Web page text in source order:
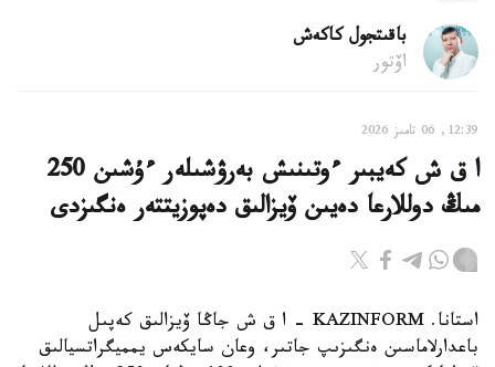
باقىتجول كاكەش
اۆتور
12:39, 06 تامىز 2026
ا ق ش كەيبىر ءوتىنىش بەرۋشىلەر ءۇشىن 250
مىڭ دوللارعا دەيىن ۆيزالىق دەپوزيتتەر ەنگىزدى
استانا. KAZINFORM – ا ق ش جاڭا ۆيزالىق كەپىل
باعدارلاماسىن ەنگىزىپ جاتىر، وعان سايكەس يمميگراتسيالىق